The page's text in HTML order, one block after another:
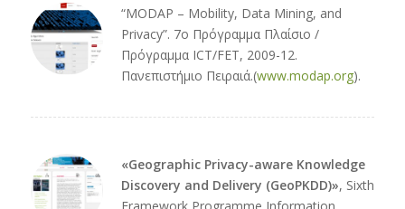
“MODAP – Mobility, Data Mining, and
Privacy”. 7o Πρόγραμμα Πλαίσιο /
Πρόγραμμα ICT/FET, 2009-12.
Πανεπιστήμιο Πειραιά.(www.modap.org).
«Geographic Privacy-aware Knowledge
Discovery and Delivery (GeoPKDD)», Sixth